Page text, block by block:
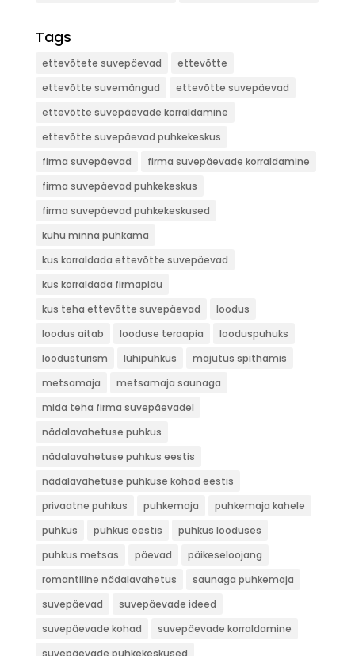
Tags
ettevõtete suvepäevad
ettevõtte
ettevõtte suvemängud
ettevõtte suvepäevad
ettevõtte suvepäevade korraldamine
ettevõtte suvepäevad puhkekeskus
firma suvepäevad
firma suvepäevade korraldamine
firma suvepäevad puhkekeskus
firma suvepäevad puhkekeskused
kuhu minna puhkama
kus korraldada ettevõtte suvepäevad
kus korraldada firmapidu
kus teha ettevõtte suvepäevad
loodus
loodus aitab
looduse teraapia
looduspuhuks
loodusturism
lühipuhkus
majutus spithamis
metsamaja
metsamaja saunaga
mida teha firma suvepäevadel
nädalavahetuse puhkus
nädalavahetuse puhkus eestis
nädalavahetuse puhkuse kohad eestis
privaatne puhkus
puhkemaja
puhkemaja kahele
puhkus
puhkus eestis
puhkus looduses
puhkus metsas
päevad
päikeseloojang
romantiline nädalavahetus
saunaga puhkemaja
suvepäevad
suvepäevade ideed
suvepäevade kohad
suvepäevade korraldamine
suvepäevade puhkekeskused